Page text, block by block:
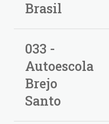
Brasil
033 -
Autoescola
Brejo
Santo